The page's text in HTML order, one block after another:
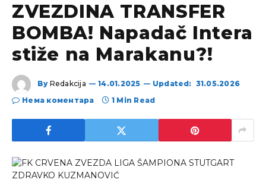
ZVEZDINA TRANSFER
BOMBA! Napadač Intera
stiže na Marakanu?!
By Redakcija 14.01.2025 Updated: 31.05.2026
Нема коментара
1 Min Read